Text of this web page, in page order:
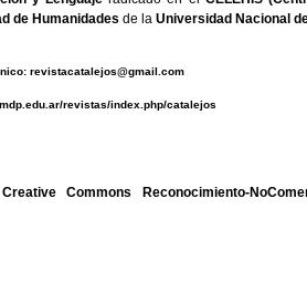
de Humanidades de la Universidad Nacional
revistacatalejos@gmail.com
revistas/index.php/catalejos
Commons Reconocimiento-